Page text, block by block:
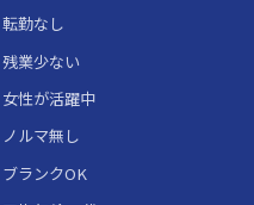
転勤なし
残業少ない
女性が活躍中
ノルマ無し
ブランクOK